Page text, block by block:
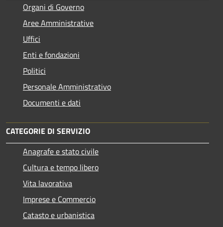
Organi di Governo
Aree Amministrative
Uffici
Enti e fondazioni
Politici
Personale Amministrativo
Documenti e dati
CATEGORIE DI SERVIZIO
Anagrafe e stato civile
Cultura e tempo libero
Vita lavorativa
Imprese e Commercio
Catasto e urbanistica